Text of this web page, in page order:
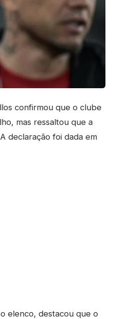
confirmou que o clube
mas ressaltou que a
declaração foi dada em
elenco, destacou que o